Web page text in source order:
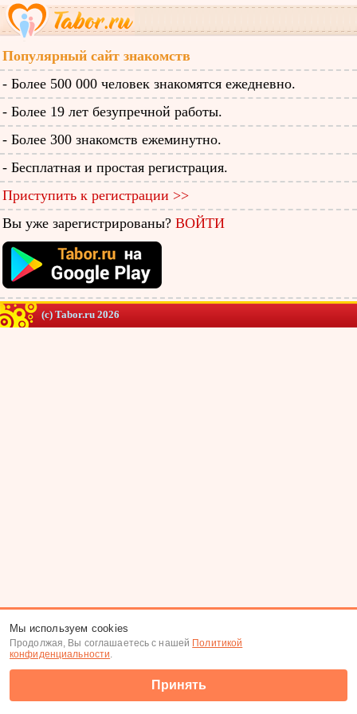
Популярный сайт знакомств
- Более 500 000 человек знакомятся ежедневно.
- Более 19 лет безупречной работы.
- Более 300 знакомств ежеминутно.
- Бесплатная и простая регистрация.
Приступить к регистрации >>
Вы уже зарегистрированы? ВОЙТИ
(c) Tabor.ru 2026
Мы используем cookies
Продолжая, Вы соглашаетесь с нашей Политикой
конфиденциальности.
Принять